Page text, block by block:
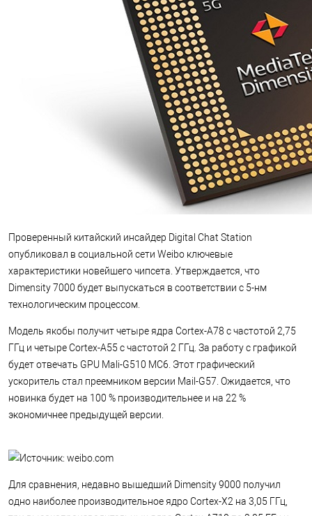
Проверенный китайский инсайдер Digital Chat Station
опубликовал в социальной сети Weibo ключевые
характеристики новейшего чипсета. Утверждается, что
Dimensity 7000 будет выпускаться в соответствии с 5-нм
технологическим процессом.
Модель якобы получит четыре ядра Cortex-A78 с частотой 2,75
ГГц и четыре Cortex-A55 с частотой 2 ГГц. За работу с графикой
будет отвечать GPU Mali-G510 MC6. Этот графический
ускоритель стал преемником версии Mail-G57. Ожидается, что
новинка будет на 100 % производительнее и на 22 %
экономичнее предыдущей версии.
Для сравнения, недавно вышедший Dimensity 9000 получил
одно наиболее производительное ядро Cortex-X2 на 3,05 ГГц,